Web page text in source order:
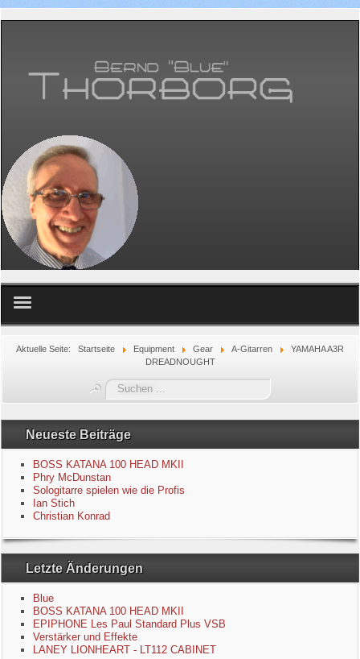
Equipment
GuitarBlog
Kontakt
Impressum
Datenschutzerklärung
Links
Gästebuch
Aktuelle Seite: Startseite Equipment Gear A-Gitarren
YAMAHA A3R
DREADNOUGHT
Suchen
...
Neueste Beiträge
BOSS KATANA 100 HEAD MKII
Phry McDunstan
Sologitarre spielen wie die Profis
Ian Stich
Christian Konrad
Letzte Änderungen
Blue
BOSS KATANA 100 HEAD MKII
EPIPHONE Les Paul Standard Plus VSB
Verstärker und Effekte
LANEY LIONHEART - LT112 CABINET